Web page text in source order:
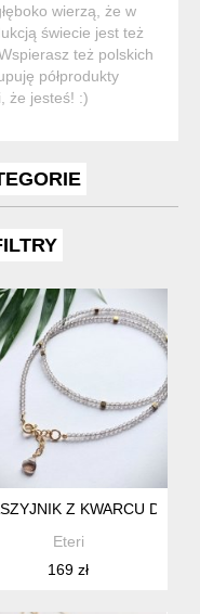
wierzą, że w
świecie jest też
też polskich
półprodukty
że jesteś! :)
Z KWARCU
Eteri
169 zł